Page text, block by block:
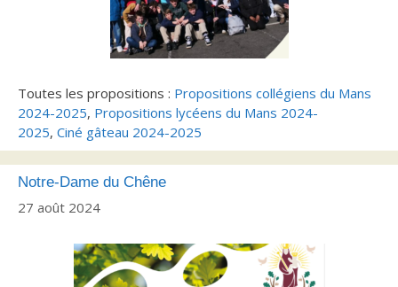
Toutes les propositions : Propositions collégiens du Mans
2024-2025, Propositions lycéens du Mans 2024-
2025, Ciné gâteau 2024-2025
Notre-Dame du Chêne
27 août 2024